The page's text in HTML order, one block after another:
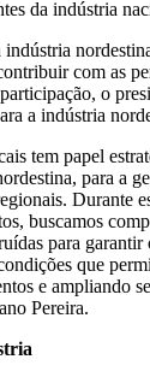
da indústria
com as
o
a indústria
tem papel
para a
Durante
buscamos
para
que
e ampliando
Pereira.